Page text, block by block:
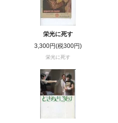
栄光に死す
3,300円(税300円)
栄光に死す